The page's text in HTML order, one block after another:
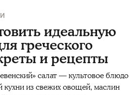
идеальную
греческого
и рецепты
салат — культовое блюдо
кухни из свежих овощей, маслин